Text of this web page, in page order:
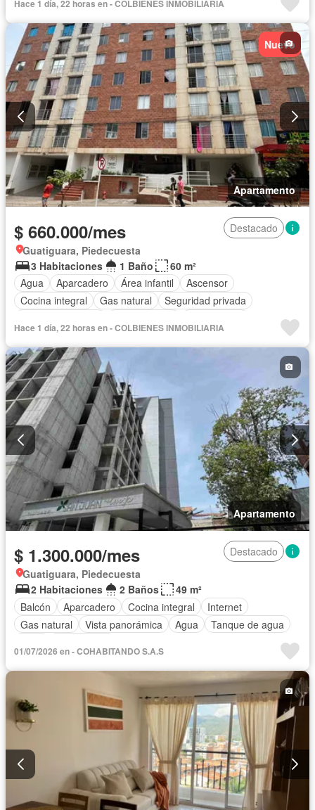
Hace 1 día, 22 horas en - COLBIENES INMOBILIARIA
Nuevo
Apartamento
$ 660.000/mes
Destacado
Guatiguara, Piedecuesta
3 Habitaciones
1 Baño
60 m²
Agua
Aparcadero Área infantil
Ascensor
Cocina integral
Gas natural
Seguridad privada
Hace 1 día, 22 horas en - COLBIENES INMOBILIARIA
Apartamento
$ 1.300.000/mes
Destacado
Guatiguara, Piedecuesta
2 Habitaciones
2 Baños
49 m²
Balcón
Aparcadero Cocina integral
Internet
Gas natural
Vista panorámica Agua
Tanque de agua
Acceso para personas con discapacidad
Seguridad privada
Wifi
Permite mascotas
Permite niños
01/07/2026 en - COHABITANDO S.A.S